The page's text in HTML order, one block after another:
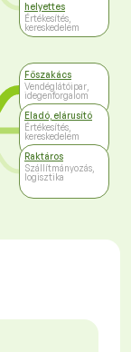
helyettes
Értékesítés,
kereskedelem
Főszakács
Vendéglátóipar,
idegenforgalom
Eladó, elárusító
Értékesítés,
kereskedelem
Raktáros
Szállítmányozás,
logisztika